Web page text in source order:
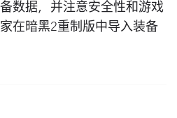
数据，并注意安全性和游戏
在暗黑2重制版中导入装备